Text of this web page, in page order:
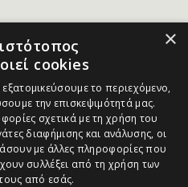
×
cookies
το περιεχόμενο,
την επισκεψιμότητά μας.
σχετικά με τη χρήση του
διαφήμισης και ανάλυσης, οι
με άλλες πληροφορίες που
συλλέξει από τη χρήση των
από εσάς.